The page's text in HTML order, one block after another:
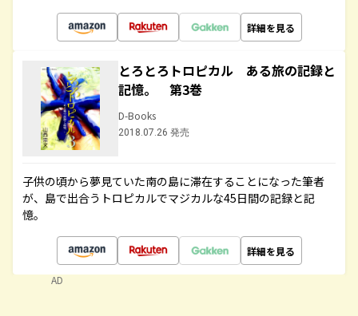
詳細を見る
とろとろトロピカル ある旅の記録と
記憶。 第3巻
D-Books
2018.07.26 発売
子供の頃から夢見ていた南の島に滞在することになった筆者
が、島で出合うトロピカルでマジカルな45日間の記録と記
憶。
詳細を見る
AD